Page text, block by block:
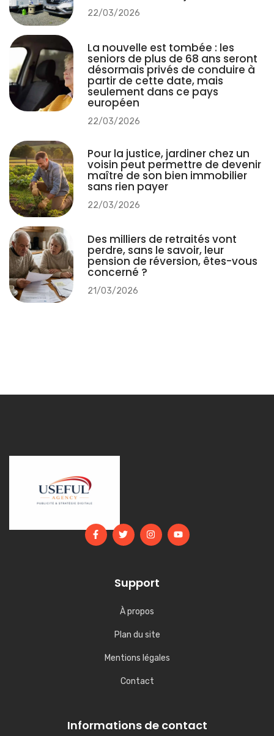
22/03/2026
La nouvelle est tombée : les
seniors de plus de 68 ans seront
désormais privés de conduire à
partir de cette date, mais
seulement dans ce pays
européen
22/03/2026
Pour la justice, jardiner chez un
voisin peut permettre de devenir
maître de son bien immobilier
sans rien payer
22/03/2026
Des milliers de retraités vont
perdre, sans le savoir, leur
pension de réversion, êtes-vous
concerné ?
21/03/2026
Support
À propos
Plan du site
Mentions légales
Contact
Informations de contact